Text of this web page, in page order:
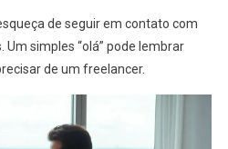
de seguir em contato com
simples “olá” pode lembrar
de um freelancer.